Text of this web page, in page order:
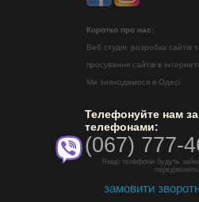
Коротко про нас:
Веб студія: розробка сайтів
просування сайтів в інтернеті
Ми знаходимося в Одесі
Телефонуйте нам за
телефонами:
(067) 777-
Якщо телефони будуть
передзвоніть!
замовити